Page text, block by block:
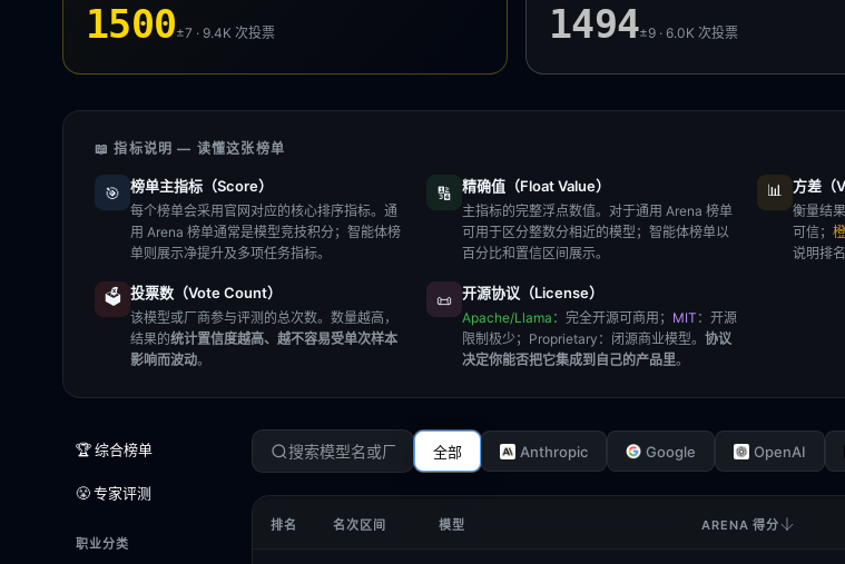
1500±7 · 9.4K次投票 1494±9 · 6.0K次投票
📖 指标说明 — 读懂这张榜单
🎯 榜单主指标（Score）
每个榜单会采用官网对应的核心排序指标。通
用 Arena 榜单通常是模型竞技积分；智能体榜
单则展示净提升及多项任务指标。
🔢 精确值（Float Value）
主指标的完整浮点数值。对于通用 Arena 榜单
可用于区分整数分相近的模型；智能体榜单以
百分比和置信区间展示。
📊 方差（
衡量结
可信；
说明排
🗳️ 投票数（Vote Count）
该模型或厂商参与评测的总次数。数量越高，
结果的统计置信度越高、越不容易受单次样本
影响而波动。
📜 开源协议（License）
Apache/Llama ：完全开源可商用； MIT ：开源
限制极少； Proprietary ：闭源商业模型。 协议
决定你能否把它集成到自己的产品里。
🏆 综合榜单
😤 专家评测
职业分类
全部 Anthropic Google OpenAI
排名 名次区间 模型 ARENA 得分